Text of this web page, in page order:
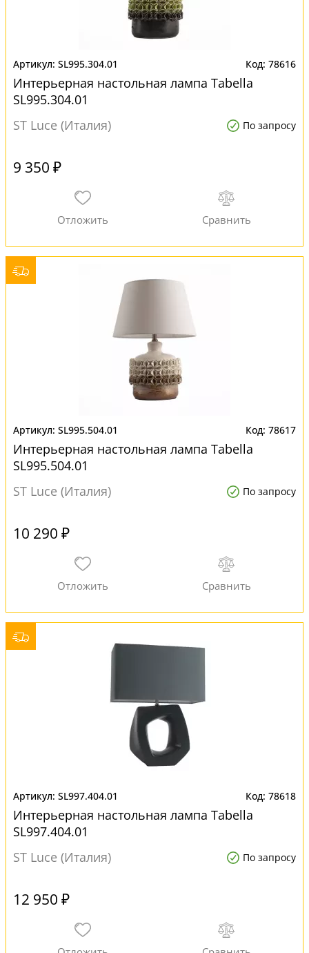
SL995.304.01 78616
Интерьерная настольная лампа Tabella
SL995.304.01
ST Luce (Италия)
По запросу
9 350 ₽
SL995.504.01 78617
Интерьерная настольная лампа Tabella
SL995.504.01
ST Luce (Италия)
По запросу
10 290 ₽
SL997.404.01 78618
Интерьерная настольная лампа Tabella
SL997.404.01
ST Luce (Италия)
По запросу
12 950 ₽